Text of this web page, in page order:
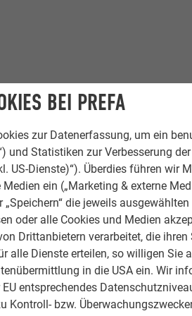
BEI PREFA
zur Datenerfassung, um ein
und Statistiken zur Verbesserung
US-Dienste)“). Überdies führen wir
ein („Marketing & externe
„Speichern“ die jeweils
oder alle Cookies und Medien
Drittanbietern verarbeitet, die ihren
alle Dienste erteilen, so willigen Sie
in die USA ein. Wir
entsprechendes
Kontroll- bzw.